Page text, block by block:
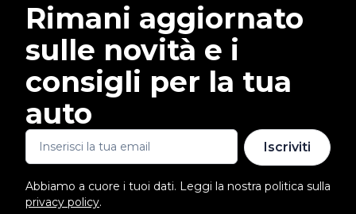
Rimani aggiornato
sulle novità e i
consigli per la tua
auto
Iscriviti
Abbiamo a cuore i tuoi dati. Leggi la nostra politica sulla
privacy policy.